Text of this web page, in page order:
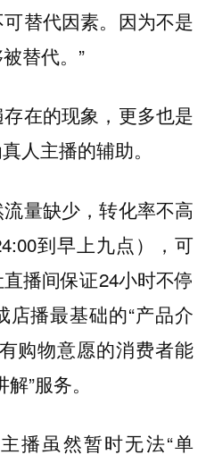
替代因素。因为不是
替代。”
在的现象，更多也是
人主播的辅助。
量缺少，转化率不高
到早上九点），可
播间保证24小时不停
播最基础的“产品介
购物意愿的消费者能
”服务。
播虽然暂时无法“单